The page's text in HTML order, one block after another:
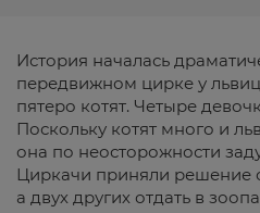
История началась
передвижном цирке у
пятеро котят. Четыре
Поскольку котят много и
она по неосторожности
Циркачи приняли решение
а двух других отдать в